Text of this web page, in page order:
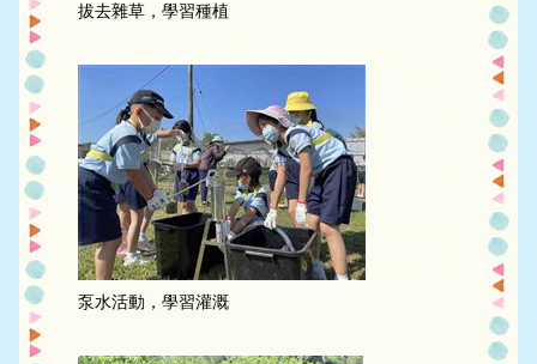
拔去雜草，學習種植
泵水活動，學習灌溉